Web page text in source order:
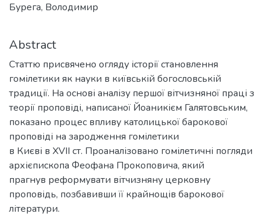
Бурега, Володимир
Abstract
Статтю присвячено огляду історії становлення
гомілетики як науки в київській богословській
традиції. На основі аналізу першої вітчизняної праці з
теорії проповіді, написаної Йоаникієм Галятовським,
показано процес впливу католицької барокової
проповіді на зародження гомілетики
в Києві в XVІІ ст. Проаналізовано гомілетичні погляди
архієпископа Феофана Прокоповича, який
прагнув реформувати вітчизняну церковну
проповідь, позбавивши її крайнощів барокової
літератури.